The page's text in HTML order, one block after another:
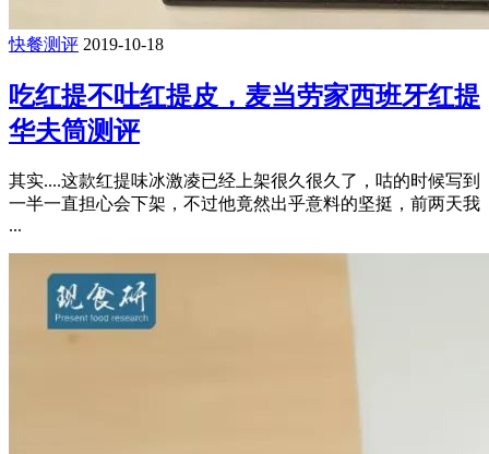
快餐测评 2019-10-18
吃红提不吐红提皮，麦当劳家西班牙红提
华夫筒测评
其实....这款红提味冰激凌已经上架很久很久了，咕的时候写到
一半一直担心会下架，不过他竟然出乎意料的坚挺，前两天我
...